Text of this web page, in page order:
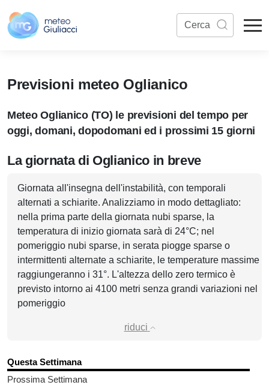
Previsioni meteo Oglianico
Meteo Oglianico (TO) le previsioni del tempo per
oggi, domani, dopodomani ed i prossimi 15 giorni
La giornata di Oglianico in breve
Giornata all'insegna dell'instabilità, con temporali
alternati a schiarite. Analizziamo in modo dettagliato:
nella prima parte della giornata nubi sparse, la
temperatura di inizio giornata sarà di 24°C; nel
pomeriggio nubi sparse, in serata piogge sparse o
intermittenti alternate a schiarite, le temperature massime
raggiungeranno i 31°. L'altezza dello zero termico è
previsto intorno ai 4100 metri senza grandi variazioni nel
pomeriggio
riduci
Questa Settimana
Prossima Settimana